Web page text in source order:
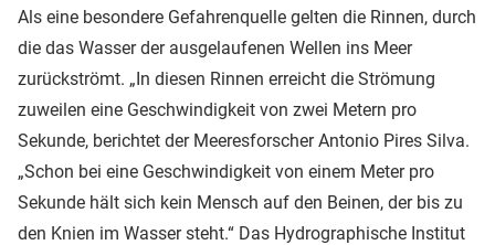
Als eine besondere Gefahrenquelle gelten die Rinnen, durch
die das Wasser der ausgelaufenen Wellen ins Meer
zurückströmt. „In diesen Rinnen erreicht die Strömung
zuweilen eine Geschwindigkeit von zwei Metern pro
Sekunde, berichtet der Meeresforscher Antonio Pires Silva.
„Schon bei eine Geschwindigkeit von einem Meter pro
Sekunde hält sich kein Mensch auf den Beinen, der bis zu
den Knien im Wasser steht.“ Das Hydrographische Institut